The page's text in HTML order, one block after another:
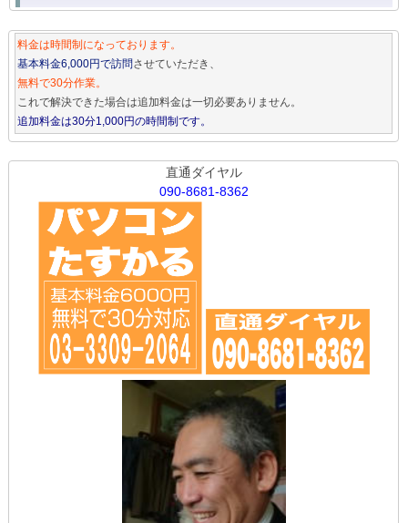
料金は時間制になっております。
基本料金6,000円で訪問させていただき、
無料で30分作業。
これで解決できた場合は追加料金は一切必要ありません。
追加料金は30分1,000円の時間制です。
直通ダイヤル
090-8681-8362